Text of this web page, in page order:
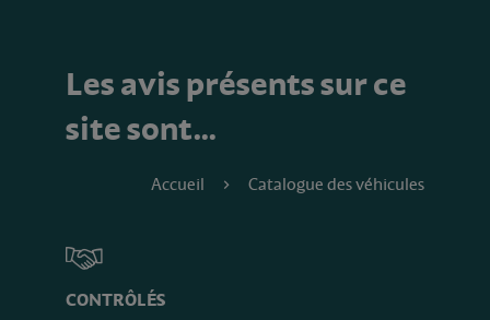
Les avis présents sur ce
site sont…
Accueil Catalogue des véhicules
CONTRÔLÉS